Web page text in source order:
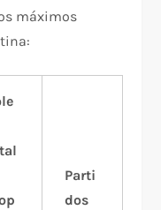
máximos
Parti
dos